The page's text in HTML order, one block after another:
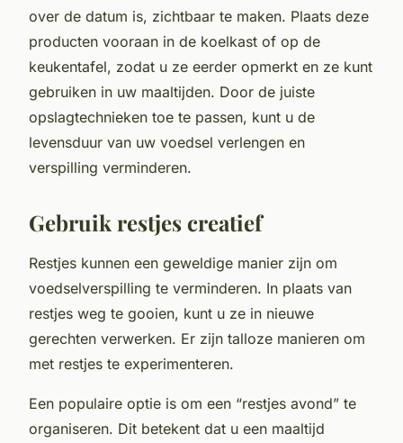
over de datum is, zichtbaar te maken. Plaats deze
producten vooraan in de koelkast of op de
keukentafel, zodat u ze eerder opmerkt en ze kunt
gebruiken in uw maaltijden. Door de juiste
opslagtechnieken toe te passen, kunt u de
levensduur van uw voedsel verlengen en
verspilling verminderen.
Gebruik restjes creatief
Restjes kunnen een geweldige manier zijn om
voedselverspilling te verminderen. In plaats van
restjes weg te gooien, kunt u ze in nieuwe
gerechten verwerken. Er zijn talloze manieren om
met restjes te experimenteren.
Een populaire optie is om een “restjes avond” te
organiseren. Dit betekent dat u een maaltijd